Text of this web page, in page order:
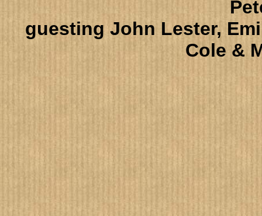
guesting John Lester,
Cole &